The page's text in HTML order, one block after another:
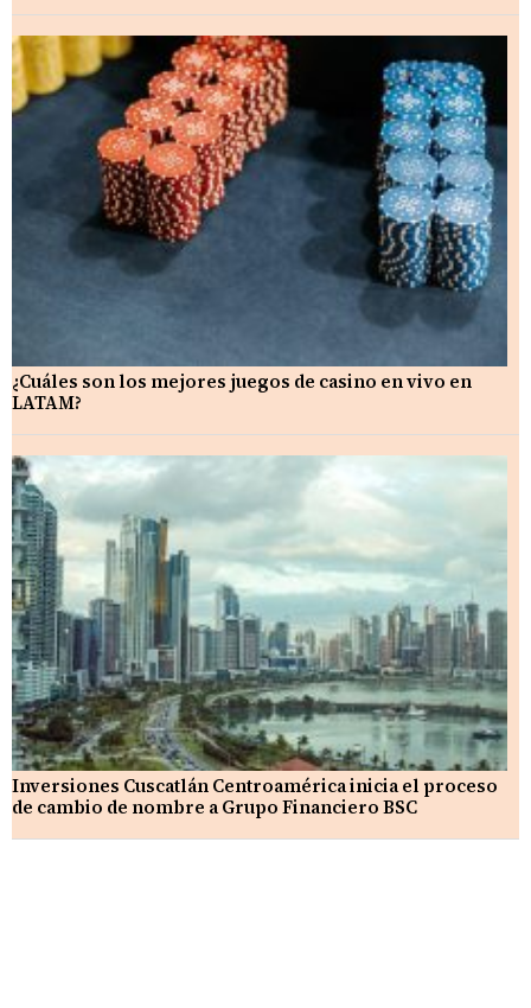
¿Cuáles son los mejores juegos de casino en vivo en
LATAM?
Inversiones Cuscatlán Centroamérica inicia el proceso
de cambio de nombre a Grupo Financiero BSC